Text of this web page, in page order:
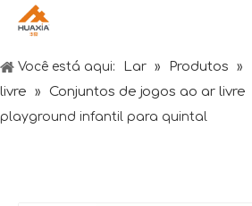
Você está aqui: Lar » Produtos »
livre
» Conjuntos de jogos ao ar livre
playground infantil para quintal